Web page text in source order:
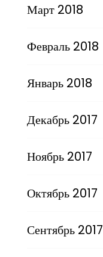
Март 2018
Февраль 2018
Январь 2018
Декабрь 2017
Ноябрь 2017
Октябрь 2017
Сентябрь 2017